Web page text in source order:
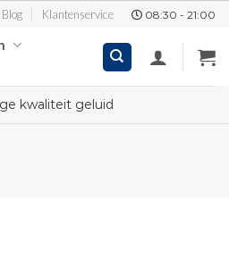
Blog Klantenservice 08:30 - 21:00
kwaliteit geluid